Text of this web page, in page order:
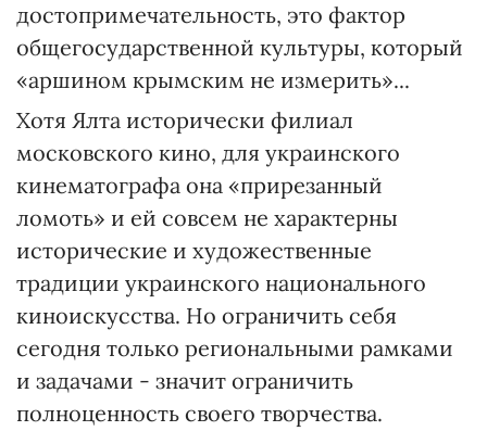
достопримечательность, это фактор
общегосударственной культуры, который
«аршином крымским не измерить»...
Хотя Ялта исторически филиал
московского кино, для украинского
кинематографа она «прирезанный
ломоть» и ей совсем не характерны
исторические и художественные
традиции украинского национального
киноискусства. Но ограничить себя
сегодня только региональными рамками
и задачами - значит ограничить
полноценность своего творчества.